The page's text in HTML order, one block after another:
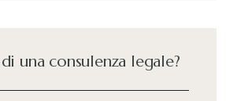
una consulenza legale?